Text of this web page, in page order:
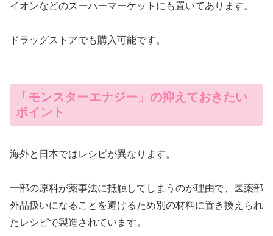
イオンなどのスーパーマーケットにも置いてあります。
ドラッグストアでも購入可能です。
「モンスターエナジー」の抑えておきたい
ポイント
海外と日本ではレシピが異なります。
一部の原料が薬事法に抵触してしまうのが理由で、医薬部
外品扱いになることを避けるため別の材料に置き換えられ
たレシピで製造されています。